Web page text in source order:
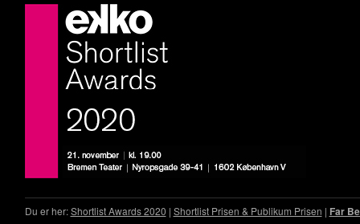
Du er her:Shortlist Awards 2020 | Shortlist Prisen & Publikum Prisen | Far